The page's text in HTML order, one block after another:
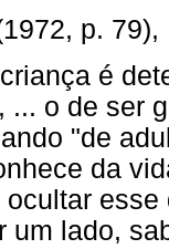
p. 79),
é
... o de ser
"de
da
um lado,